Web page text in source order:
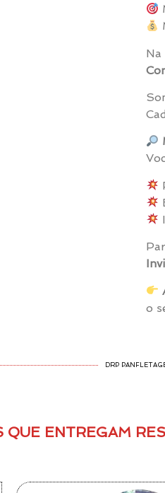
Na
o
DRP
QUE ENTREGAM